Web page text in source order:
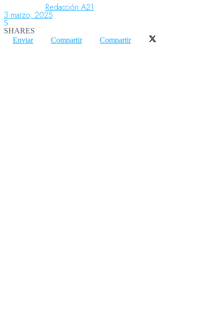
Aeropuertos
Columnistas
Redacción A21
3 marzo, 2025
5
SHARES
Enviar
Compartir Compartir